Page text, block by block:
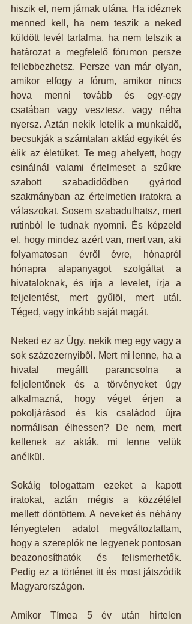
hiszik el, nem járnak utána. Ha idéznek
menned kell, ha nem teszik a neked
küldött levél tartalma, ha nem tetszik a
határozat a megfelelő fórumon persze
fellebbezhetsz. Persze van már olyan,
amikor elfogy a fórum, amikor nincs
hova menni tovább és egy-egy
csatában vagy vesztesz, vagy néha
nyersz. Aztán nekik letelik a munkaidő,
becsukják a számtalan aktád egyikét és
élik az életüket. Te meg ahelyett, hogy
csinálnál valami értelmeset a szűkre
szabott szabadidődben gyártod
szakmányban az értelmetlen iratokra a
válaszokat. Sosem szabadulhatsz, mert
rutinból le tudnak nyomni. És képzeld
el, hogy mindez azért van, mert van, aki
folyamatosan évről évre, hónapról
hónapra alapanyagot szolgáltat a
hivataloknak, és írja a levelet, írja a
feljelentést, mert gyűlöl, mert utál.
Téged, vagy inkább saját magát.
Neked ez az Ügy, nekik meg egy vagy a
sok százezernyiből. Mert mi lenne, ha a
hivatal megállt parancsolna a
feljelentőnek és a törvényeket úgy
alkalmazná, hogy véget érjen a
pokoljárásod és kis családod újra
normálisan élhessen? De nem, mert
kellenek az akták, mi lenne velük
anélkül.
Sokáig tologattam ezeket a kapott
iratokat, aztán mégis a közzététel
mellett döntöttem. A neveket és néhány
lényegtelen adatot megváltoztattam,
hogy a szereplők ne legyenek pontosan
beazonosíthatók és felismerhetők.
Pedig ez a történet itt és most játszódik
Magyarországon.
Amikor Tímea 5 év után hirtelen